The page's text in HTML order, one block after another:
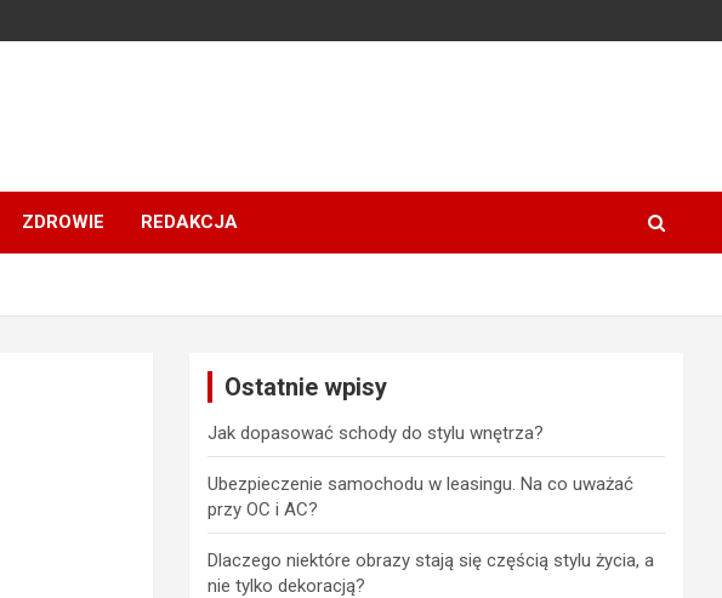
ZDROWIE REDAKCJA
Ostatnie wpisy
Jak dopasować schody do stylu wnętrza?
Ubezpieczenie samochodu w leasingu. Na co uważać
przy OC i AC?
Dlaczego niektóre obrazy stają się częścią stylu życia, a
nie tylko dekoracją?